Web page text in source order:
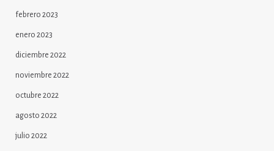
febrero 2023
enero 2023
diciembre 2022
noviembre 2022
octubre 2022
agosto 2022
julio 2022